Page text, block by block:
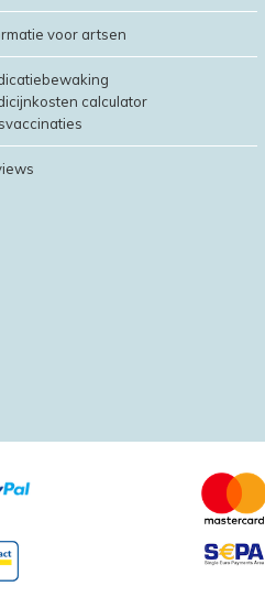
voor artsen
calculator